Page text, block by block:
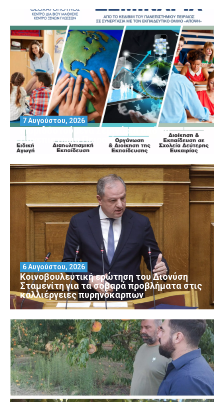
Μοριοδοτούμενα Σεμινάρια από το
Πανεπιστήμιο Πειραιά
7 Αυγούστου, 2026
Κοινοβουλευτική ερώτηση του Διονύση
Σταμενίτη για τα σοβαρά προβλήματα στις
καλλιέργειες πυρηνόκαρπων
6 Αυγούστου, 2026